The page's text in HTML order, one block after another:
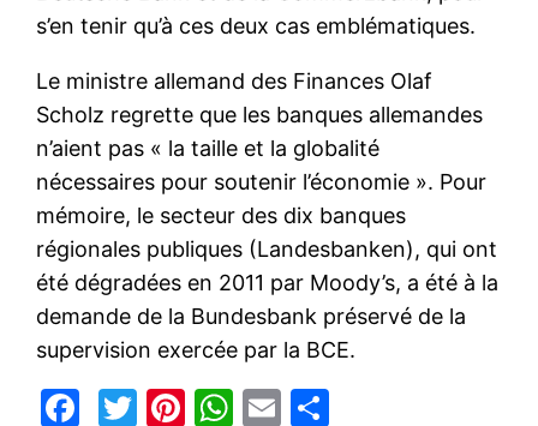
s’en tenir qu’à ces deux cas emblématiques.
Le ministre allemand des Finances Olaf
Scholz regrette que les banques allemandes
n’aient pas « la taille et la globalité
nécessaires pour soutenir l’économie ». Pour
mémoire, le secteur des dix banques
régionales publiques (Landesbanken), qui ont
été dégradées en 2011 par Moody’s, a été à la
demande de la Bundesbank préservé de la
supervision exercée par la BCE.
Facebook
Twitter
Pinterest
WhatsApp
Email